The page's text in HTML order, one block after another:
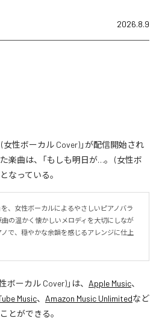
2026.8.9
性ボーカル Cover)」が配信開始され
楽曲は、「もしも明日が…。 (女性ボ
なっている。
、女性ボーカルによるやさしいピアノバラ
の温かく懐かしいメロディを大切にしなが
で、穏やかな余韻を感じるアレンジに仕上
ボーカル Cover)」は、 Apple Music、
Music、 Amazon Music Unlimitedなど
とができる。